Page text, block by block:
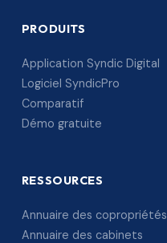
PRODUITS
Application Syndic Digital
Logiciel SyndicPro
Comparatif
Démo gratuite
RESSOURCES
Annuaire des copropriétés
Annuaire des cabinets